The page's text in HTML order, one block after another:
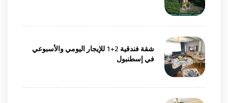
شقة فندقية 2+1 للإيجار اليومي والأسبوعي
في إسطنبول